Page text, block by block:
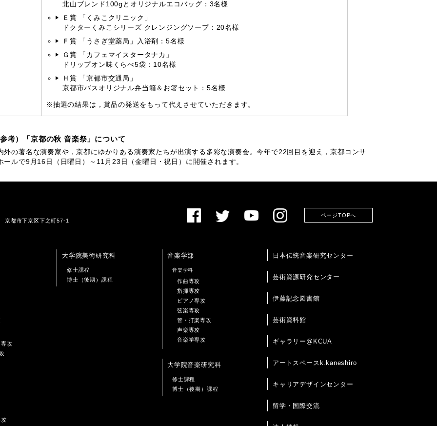
北山ブレンド100gとオリジナルエコバッグ：3名様
Ｅ賞 「くみこクリニック」
ドクターくみこシリーズ クレンジングソープ：20名様
Ｆ賞 「うさぎ堂薬局」入浴剤：5名様
Ｇ賞 「カフェマイスタータナカ」
ドリップオン味くらべ5袋：10名様
Ｈ賞 「京都市交通局」
京都市バスオリジナル弁当箱＆お箸セット：5名様
※抽選の結果は，賞品の発送をもって代えさせていただきます。
考）「京都の秋 音楽祭」について
の著名な演奏家や，京都にゆかりある演奏家たちが出演する多彩な演奏会。今年で22回目を迎え，京都コンサ
ールで9月16日（日曜日）～11月23日（金曜日・祝日）に開催されます。
都市下京区下之町57-1
ページTOPへ
攻
大学院美術研究科
修士課程
博士（後期）課程
音楽学部
音楽学科
作曲専攻
指揮専攻
ピアノ専攻
弦楽専攻
管・打楽専攻
声楽専攻
音楽学専攻
大学院音楽研究科
修士課程
博士（後期）課程
日本伝統音楽研究センター
芸術資源研究センター
伊藤記念図書館
芸術資料館
ギャラリー@KCUA
アートスペースk.kaneshiro
キャリアデザインセンター
留学・国際交流